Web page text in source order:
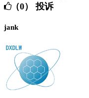
（0）
投诉
jank